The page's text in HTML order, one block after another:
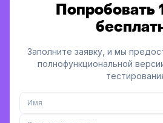
Попробовать
Заполните заявку, и мы
полнофункциональной